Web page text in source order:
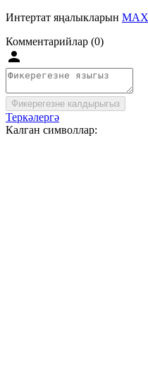
Интертат яңалыкларын
Комментарийлар (0)
Фикерегезне калдырыгыз
Теркәлергә
Калган символлар: